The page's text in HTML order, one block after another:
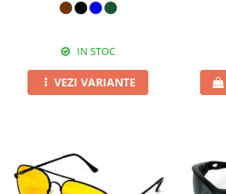
IN STOC
VEZI VARIANTE